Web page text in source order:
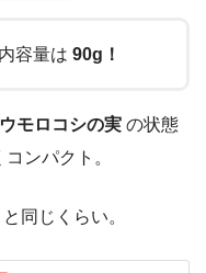
容量は 90g！
ウモロコシの実 の状態
ンパクト。
と同じくらい。